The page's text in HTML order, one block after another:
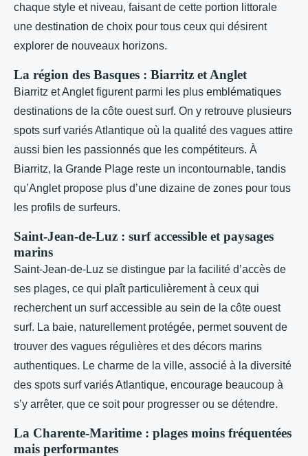
chaque style et niveau, faisant de cette portion littorale
une destination de choix pour tous ceux qui désirent
explorer de nouveaux horizons.
La région des Basques : Biarritz et Anglet
Biarritz et Anglet figurent parmi les plus emblématiques
destinations de la côte ouest surf. On y retrouve plusieurs
spots surf variés Atlantique où la qualité des vagues attire
aussi bien les passionnés que les compétiteurs. À
Biarritz, la Grande Plage reste un incontournable, tandis
qu’Anglet propose plus d’une dizaine de zones pour tous
les profils de surfeurs.
Saint-Jean-de-Luz : surf accessible et paysages
marins
Saint-Jean-de-Luz se distingue par la facilité d’accès de
ses plages, ce qui plaît particulièrement à ceux qui
recherchent un surf accessible au sein de la côte ouest
surf. La baie, naturellement protégée, permet souvent de
trouver des vagues régulières et des décors marins
authentiques. Le charme de la ville, associé à la diversité
des spots surf variés Atlantique, encourage beaucoup à
s’y arrêter, que ce soit pour progresser ou se détendre.
La Charente-Maritime : plages moins fréquentées
mais performantes